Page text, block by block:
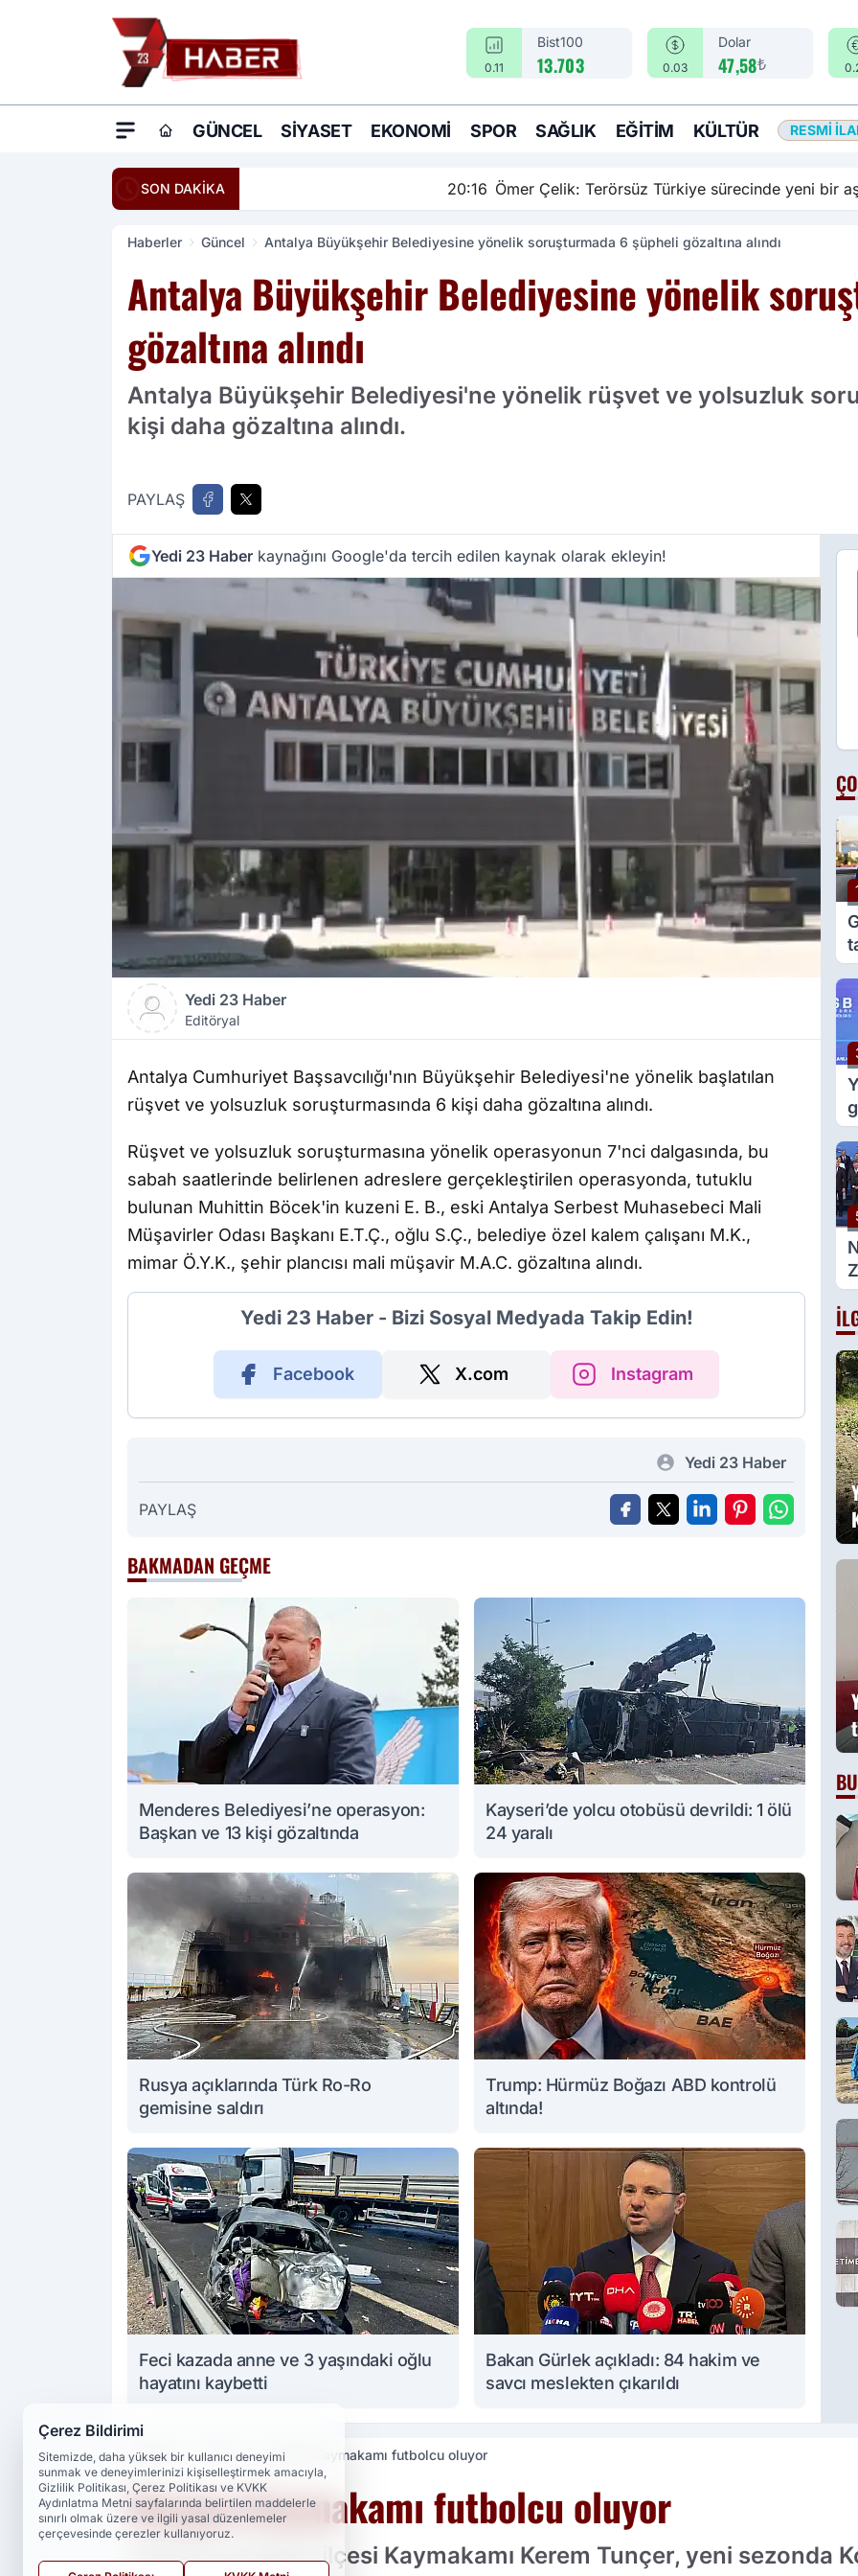
0.11
Bist100
13.703 0.03
Dolar
47,58₺
GÜNCEL SIYASET EKONOMI SPOR SAĞLIK EĞITIM KÜLTÜR RESMI
SON DAKİKA Ömer Çelik: Terörsüz Türkiye sürecinde yeni bir aşamadayız
Haberler Güncel Antalya Büyükşehir Belediyesine yönelik soruşturmada 6 şüpheli gözaltına alındı
Antalya Büyükşehir Belediyesine yönelik
gözaltına alındı
Antalya Büyükşehir Belediyesi'ne yönelik rüşvet ve yolsuzluk
kişi daha gözaltına alındı.
PAYLAŞ
Yedi 23 Haber kaynağını Google'da tercih edilen kaynak olarak ekleyin!
Yedi 23 Haber
Editöryal
Antalya Cumhuriyet Başsavcılığı'nın Büyükşehir Belediyesi'ne yönelik başlatılan
rüşvet ve yolsuzluk soruşturmasında 6 kişi daha gözaltına alındı.
Rüşvet ve yolsuzluk soruşturmasına yönelik operasyonun 7'nci dalgasında, bu
sabah saatlerinde belirlenen adreslere gerçekleştirilen operasyonda, tutuklu
bulunan Muhittin Böcek'in kuzeni E. B., eski Antalya Serbest Muhasebeci Mali
Müşavirler Odası Başkanı E.T.Ç., oğlu S.Ç., belediye özel kalem çalışanı M.K.,
mimar Ö.Y.K., şehir plancısı mali müşavir M.A.C. gözaltına alındı.
Yedi 23 Haber - Bizi Sosyal Medyada Takip Edin!
Facebook X.com Instagram
Yedi 23 Haber
PAYLAŞ
BAKMADAN GEÇME
Menderes Belediyesi’ne operasyon:
Başkan ve 13 kişi gözaltında
Kayseri’de yolcu otobüsü devrildi: 1 ölü
24 yaralı
Rusya açıklarında Türk Ro-Ro
gemisine saldırı
Trump: Hürmüz Boğazı ABD kontrolü
altında!
Feci kazada anne ve 3 yaşındaki oğlu
hayatını kaybetti
Bakan Gürlek açıkladı: 84 hakim ve
savcı meslekten çıkarıldı
Haberler Güncel Korgan Kaymakamı futbolcu oluyor
Korgan Kaymakamı futbolcu oluyor
Ordu'nun Korgan ilçesi Kaymakamı Kerem Tunçer, yeni sezonda
Çerez Bildirimi
Sitemizde, daha yüksek bir kullanıcı deneyimi
sunmak ve deneyimlerinizi kişiselleştirmek amacıyla,
Gizlilik Politikası, Çerez Politikası ve KVKK
Aydınlatma Metni sayfalarında belirtilen maddelerle
sınırlı olmak üzere ve ilgili yasal düzenlemeler
çerçevesinde çerezler kullanıyoruz.